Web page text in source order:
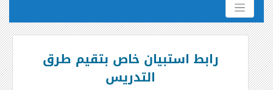
رابط استبيان خاص بتقيم طرق
التدريس